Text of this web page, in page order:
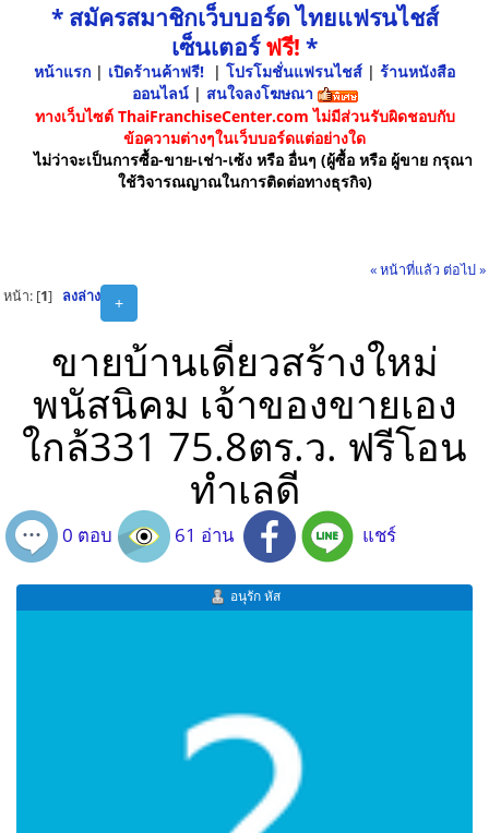
* สมัครสมาชิกเว็บบอร์ด ไทยแฟรนไชส์
เซ็นเตอร์ฟรี! *
หน้าแรก | เปิดร้านค้าฟรี! | โปรโมชั่นแฟรนไชส์ | ร้านหนังสือ
ออนไลน์ | สนใจลงโฆษณา
ทางเว็บไซต์ ThaiFranchiseCenter.com ไม่มีส่วนรับผิดชอบกับ
ข้อความต่างๆในเว็บบอร์ดแต่อย่างใด
ไม่ว่าจะเป็นการซื้อ-ขาย-เช่า-เซ้ง หรือ อื่นๆ (ผู้ซื้อ หรือ ผู้ขาย กรุณา
ใช้วิจารณญาณในการติดต่อทางธุรกิจ)
« หน้าที่แล้ว ต่อไป »
+
หน้า: [1] ลงล่าง
ขายบ้านเดี่ยวสร้างใหม่
พนัสนิคม เจ้าของขายเอง
ใกล้331 75.8ตร.ว. ฟรีโอน
ทำเลดี
0 ตอบ 61 อ่าน แชร์
อนุรัก หัส